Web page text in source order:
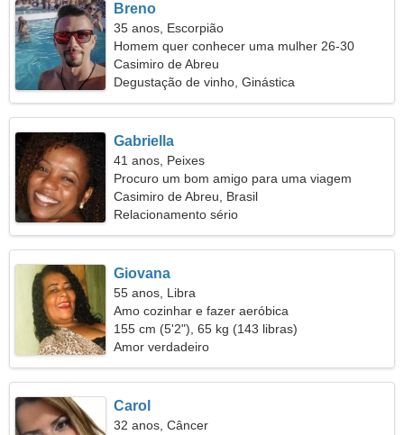
Breno
35 anos, Escorpião
Homem quer conhecer uma mulher 26-30
Casimiro de Abreu
Degustação de vinho, Ginástica
Gabriella
41 anos, Peixes
Procuro um bom amigo para uma viagem
conjunta
Casimiro de Abreu, Brasil
Relacionamento sério
Giovana
55 anos, Libra
Amo cozinhar e fazer aeróbica
155 cm (5'2"), 65 kg (143 libras)
Amor verdadeiro
Carol
32 anos, Câncer